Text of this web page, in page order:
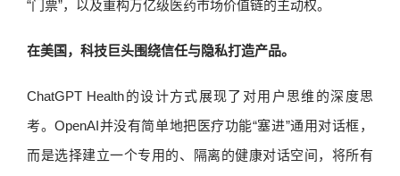
“门票”，以及重构万亿级医药市场价值链的主动权。
在美国，科技巨头围绕信任与隐私打造产品。
ChatGPT Health的设计方式展现了对用户思维的深度思
考。OpenAI并没有简单地把医疗功能“塞进”通用对话框，
而是选择建立一个专用的、隔离的健康对话空间，将所有